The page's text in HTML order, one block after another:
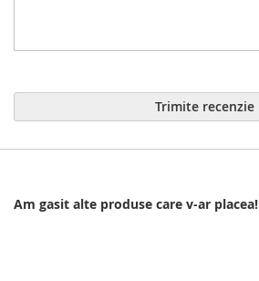
Trimite recenzie
Am gasit alte produse care v-ar placea!